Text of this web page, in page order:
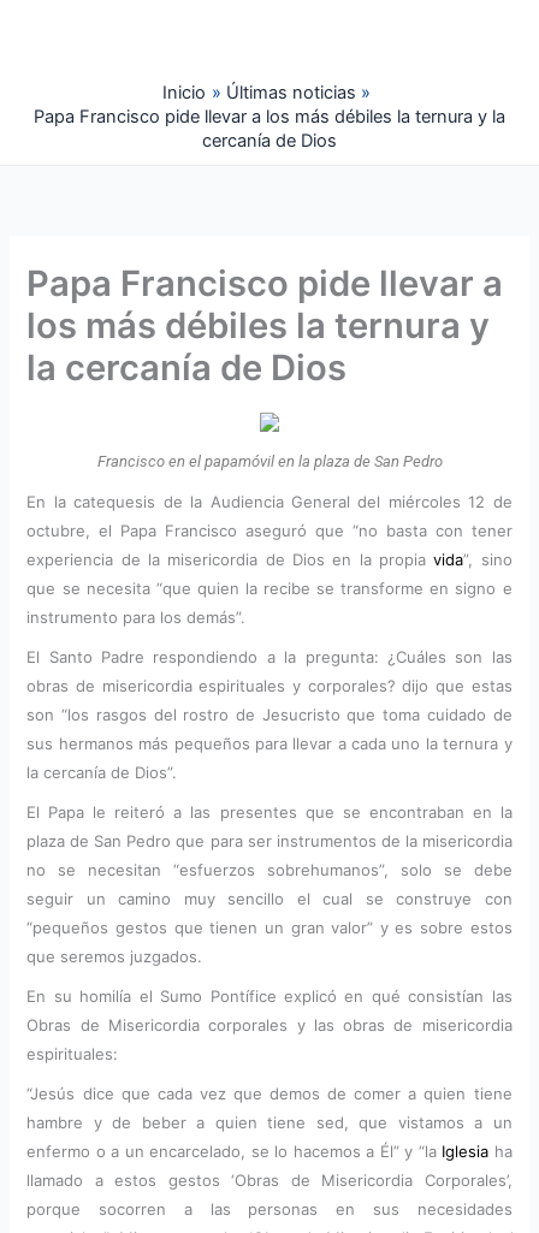
Inicio
Últimas noticias
Papa Francisco pide llevar a los más débiles la ternura y la
cercanía de Dios
Papa Francisco pide llevar a
los más débiles la ternura y
la cercanía de Dios
Francisco en el papamóvil en la plaza de San Pedro
En la catequesis de la Audiencia General del miércoles 12 de
octubre, el Papa Francisco aseguró que “no basta con tener
experiencia de la misericordia de Dios en la propiavida”, sino
que se necesita “que quien la recibe se transforme en signo e
instrumento para los demás”.
El Santo Padre respondiendo a la pregunta: ¿Cuáles son las
obras de misericordia espirituales y corporales? dijo que estas
son “los rasgos del rostro de Jesucristo que toma cuidado de
sus hermanos más pequeños para llevar a cada uno la ternura y
la cercanía de Dios”.
El Papa le reiteró a las presentes que se encontraban en la
plaza de San Pedro que para ser instrumentos de la misericordia
no se necesitan “esfuerzos sobrehumanos”, solo se debe
seguir un camino muy sencillo el cual se construye con
“pequeños gestos que tienen un gran valor” y es sobre estos
que seremos juzgados.
En su homilía el Sumo Pontífice explicó en qué consistían las
Obras de Misericordia corporales y las obras de misericordia
espirituales:
“Jesús dice que cada vez que demos de comer a quien tiene
hambre y de beber a quien tiene sed, que vistamos a un
enfermo o a un encarcelado, se lo hacemos a Él” y “la Iglesia ha
llamado a estos gestos ‘Obras de Misericordia Corporales’,
porque socorren a las personas en sus necesidades